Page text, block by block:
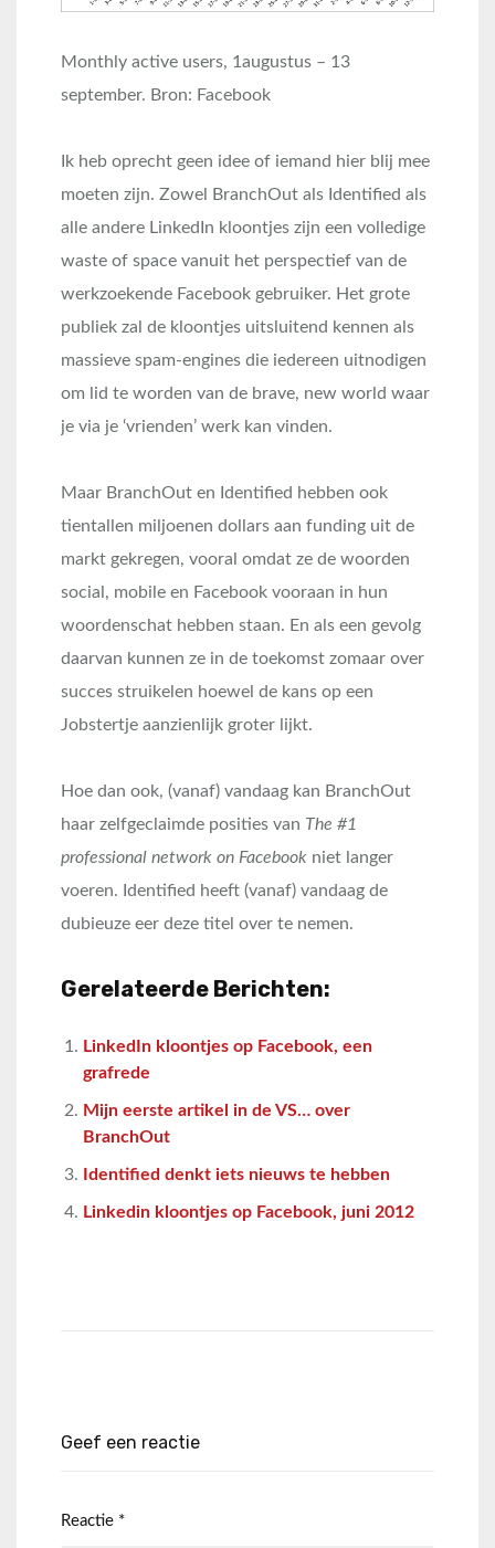
Monthly active users, 1augustus – 13
september. Bron: Facebook
Ik heb oprecht geen idee of iemand hier blij mee
moeten zijn. Zowel BranchOut als Identified als
alle andere LinkedIn kloontjes zijn een volledige
waste of space vanuit het perspectief van de
werkzoekende Facebook gebruiker. Het grote
publiek zal de kloontjes uitsluitend kennen als
massieve spam-engines die iedereen uitnodigen
om lid te worden van de brave, new world waar
je via je ‘vrienden’ werk kan vinden.
Maar BranchOut en Identified hebben ook
tientallen miljoenen dollars aan funding uit de
markt gekregen, vooral omdat ze de woorden
social, mobile en Facebook vooraan in hun
woordenschat hebben staan. En als een gevolg
daarvan kunnen ze in de toekomst zomaar over
succes struikelen hoewel de kans op een
Jobstertje aanzienlijk groter lijkt.
Hoe dan ook, (vanaf) vandaag kan BranchOut
haar zelfgeclaimde posities van The #1
professional network on Facebook niet langer
voeren. Identified heeft (vanaf) vandaag de
dubieuze eer deze titel over te nemen.
Gerelateerde Berichten:
LinkedIn kloontjes op Facebook, een
grafrede
Mijn eerste artikel in de VS… over
BranchOut
Identified denkt iets nieuws te hebben
Linkedin kloontjes op Facebook, juni 2012
Geef een reactie
Reactie *